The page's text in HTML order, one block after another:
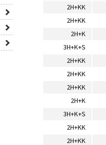
2H+KK
2H+KK
2H+K
3H+K+S
2H+KK
2H+KK
2H+KK
2H+K
3H+K+S
2H+KK
2H+KK